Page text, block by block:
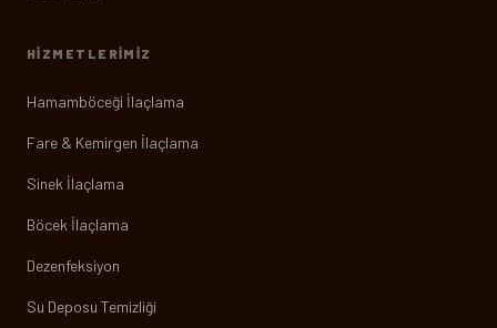
HIZMETLERIMIZ
Hamamböceği İlaçlama
Fare & Kemirgen İlaçlama
Sinek İlaçlama
Böcek İlaçlama
Dezenfeksiyon
Su Deposu Temizliği